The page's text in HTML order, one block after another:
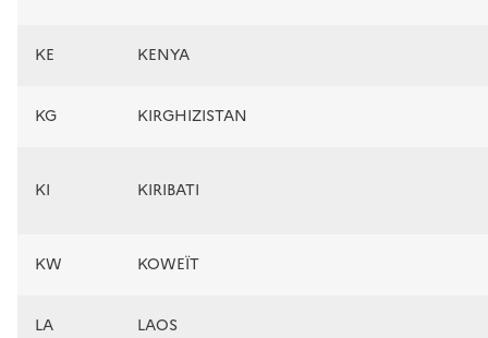
KE KENYA
KG KIRGHIZISTAN
KI KIRIBATI
KW KOWEÏT
LA LAOS